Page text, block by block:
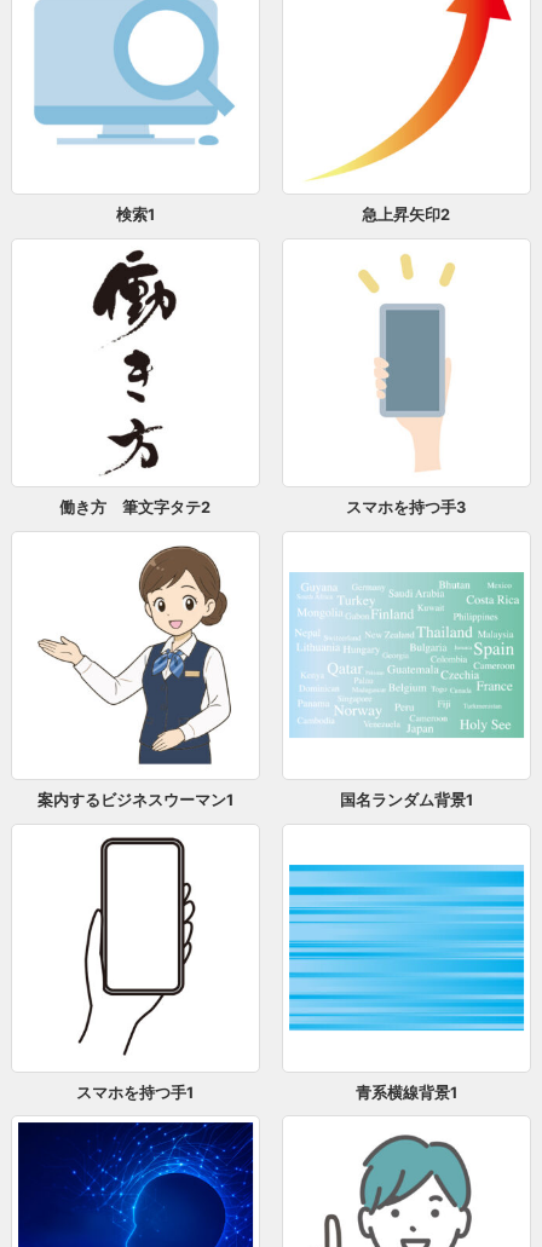
検索1 急上昇矢印2
働き方 筆文字タテ2 スマホを持つ手3
案内するビジネスウーマン1 国名ランダム背景1
スマホを持つ手1 青系横線背景1